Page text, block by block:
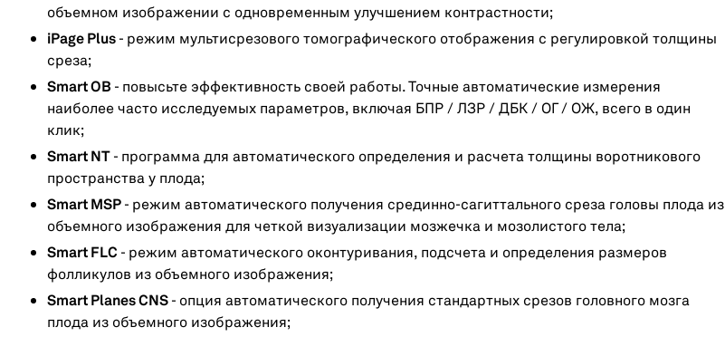
объемном изображении с одновременным улучшением контрастности;
iPage Plus - режим мультисрезового томографического отображения с регулировкой толщины
среза;
Smart OB - повысьте эффективность своей работы. Точные автоматические измерения
наиболее часто исследуемых параметров, включая БПР / ЛЗР / ДБК / ОГ / ОЖ, всего в один
клик;
Smart NT - программа для автоматического определения и расчета толщины воротникового
пространства у плода;
Smart MSP - режим автоматического получения срединно-сагиттального среза головы плода из
объемного изображения для четкой визуализации мозжечка и мозолистого тела;
Smart FLC - режим автоматического оконтуривания, подсчета и определения размеров
фолликулов из объемного изображения;
Smart Planes CNS - опция автоматического получения стандартных срезов головного мозга
плода из объемного изображения;